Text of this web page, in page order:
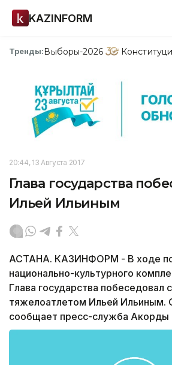
KAZINFORM
Тренды:Выборы-2026
20:44, 13 Августа 2017
Глава государства
Ильей Ильиным
АСТАНА. КАЗИНФОРМ - В ходе
национально-культурного
Глава государства побеседовал
тяжелоатлетом Ильей Ильиным.
сообщает пресс-служба Акорды